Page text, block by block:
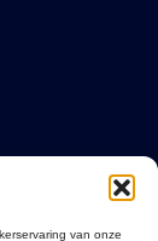
van onze